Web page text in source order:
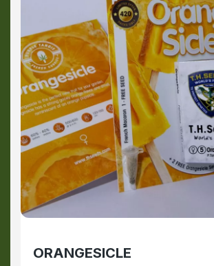
ORANGESICLE